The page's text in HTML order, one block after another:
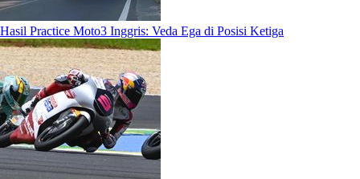
Hasil Practice Moto3 Inggris: Veda Ega di Posisi Ketiga